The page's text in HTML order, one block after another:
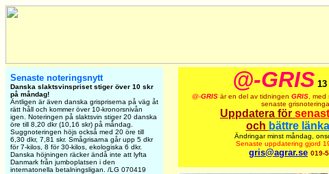
Senaste noteringsnytt
Danska slaktsvinspriset stiger över 10 skr
på måndag!
Äntligen är även danska grispriserna på väg åt
rätt håll och kommer över 10-kronorsnivån
igen. Noteringen på slaktsvin stiger 20 danska
öre till 8,20 dkr (10,16 skr) på måndag.
Suggnoteringen höjs också med 20 öre till
6,30 dkr, 7,81 skr. Smågrisarna går upp 5 dkr
för 7-kilos, 8 för 30-kilos, ekologiska 6 dkr.
Danska höjningen räcker ändå inte att lyfta
Danmark från jumboplatsen i den
internatonella betalningsligan. /LG 070419
@-GRIS
@-GRIS är en del av tidningen GRIS med
senaste
Uppdatera för
och bättre
Ändringar minst måndag,
Senaste uppdatering gjord
gris@agrar.se 019-